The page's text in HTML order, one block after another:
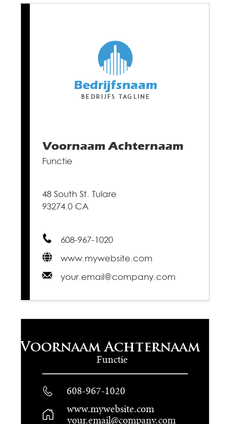
www.mywebsite.com
your.email@company.com
608-967-1020
Functie
48 South St. Tulare
93274.0 CA
VoornaamAchternaam
Bedrijfsnaam
Bedrijfs tagline
www.mywebsite.com
your.email@company.com
608-967-1020
Functie
Voornaam Achternaam